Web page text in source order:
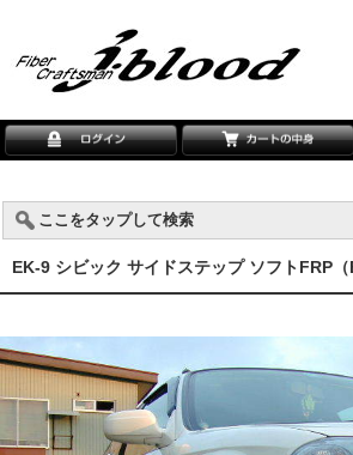
ここをタップして検索
EK-9 シビック サイドステップ ソフトFRP（